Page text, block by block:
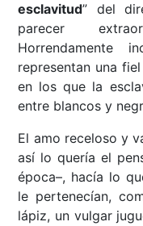
esclavitud” del
parecer
Horrendamente
representan una
en los que la
entre blancos y
El amo receloso y
así lo quería el
época–, hacía lo
le pertenecían,
lápiz, un vulgar